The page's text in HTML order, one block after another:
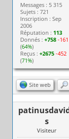
Messages : 5 315
Sujets : 721
Inscription : Sep
2006
Réputation : 113
Donnés :+758 -161
(64%)
Reçus :+2675 -452
(71%)
Site web
s
Visiteur